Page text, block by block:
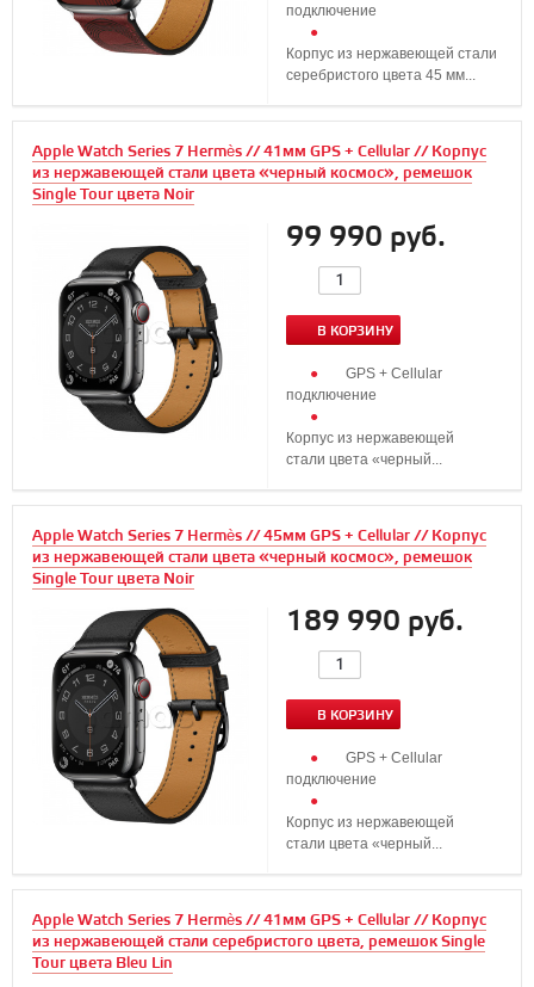
подключение
Корпус из нержавеющей стали
серебристого цвета 45 мм...
Apple Watch Series 7 Hermès // 41мм GPS + Cellular // Корпус
из нержавеющей стали цвета «черный космос», ремешок
Single Tour цвета Noir
99 990 руб.
В КОРЗИНУ
GPS + Cellular
подключение
Корпус из нержавеющей
стали цвета «черный...
Apple Watch Series 7 Hermès // 45мм GPS + Cellular // Корпус
из нержавеющей стали цвета «черный космос», ремешок
Single Tour цвета Noir
189 990 руб.
В КОРЗИНУ
GPS + Cellular
подключение
Корпус из нержавеющей
стали цвета «черный...
Apple Watch Series 7 Hermès // 41мм GPS + Cellular // Корпус
из нержавеющей стали серебристого цвета, ремешок Single
Tour цвета Bleu Lin